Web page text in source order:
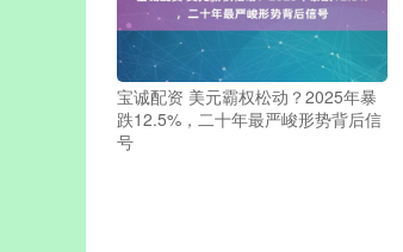
宝诚配资 美元霸权松动？2025年暴
跌12.5%，二十年最严峻形势背后信
号